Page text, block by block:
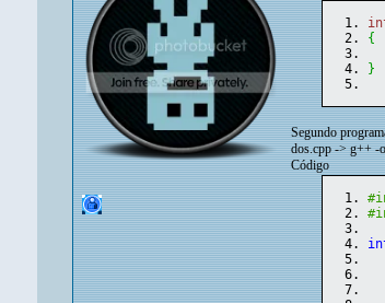
{
}
Segundo
dos.cpp -> g++ -
Código